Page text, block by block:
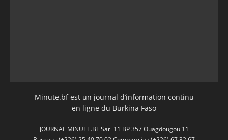
Minute.bf est un journal d’information continu
en ligne du Burkina Faso
JOURNAL MINUTE.BF Sarl 11 BP 357 Ouagdougou 11